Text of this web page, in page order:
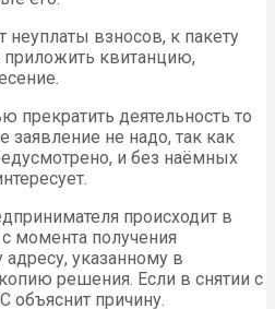
взносов, к пакету
квитанцию,
прекратить деятельность то
заявление не надо, так как
и без наёмных
происходит в
момента получения
указанному в
решения. Если в снятии с
объяснит причину.